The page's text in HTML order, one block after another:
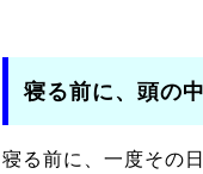
寝る前に、頭の
寝る前に、一度その